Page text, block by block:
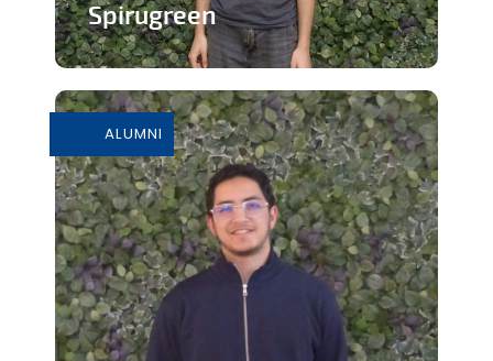
Spirugreen
En savoir plus
ALUMNI